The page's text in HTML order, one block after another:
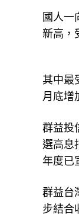
新高，
月底增
選高息
年度已
步結合
的高息